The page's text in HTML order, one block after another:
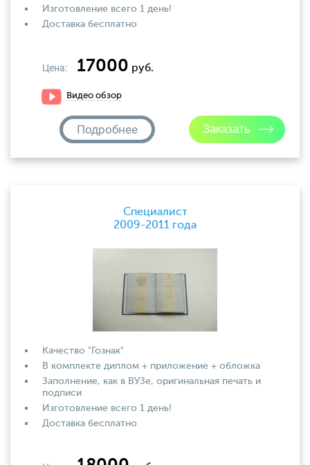
Изготовление всего 1 день!
Доставка бесплатно
Цена: 17000 руб.
Видео обзор
Подробнее
Специалист
2009-2011 года
Качество "Гознак"
В комплекте диплом + приложение + обложка
Заполнение, как в ВУЗе, оригинальная печать и
подписи
Изготовление всего 1 день!
Доставка бесплатно